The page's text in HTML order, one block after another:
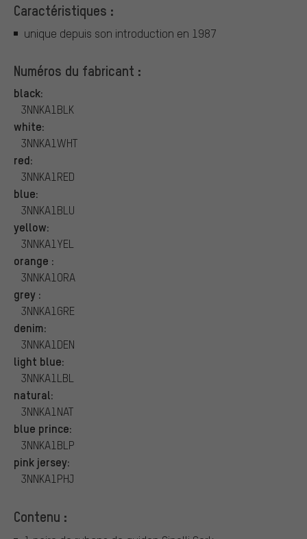
Caractéristiques :
unique depuis son introduction en 1987
Numéros du fabricant :
black:
3NNKA1BLK
white:
3NNKA1WHT
red:
3NNKA1RED
blue:
3NNKA1BLU
yellow:
3NNKA1YEL
orange :
3NNKA1ORA
grey :
3NNKA1GRE
denim:
3NNKA1DEN
light blue:
3NNKA1LBL
natural:
3NNKA1NAT
blue prince:
3NNKA1BLP
pink jersey:
3NNKA1PHJ
Contenu :